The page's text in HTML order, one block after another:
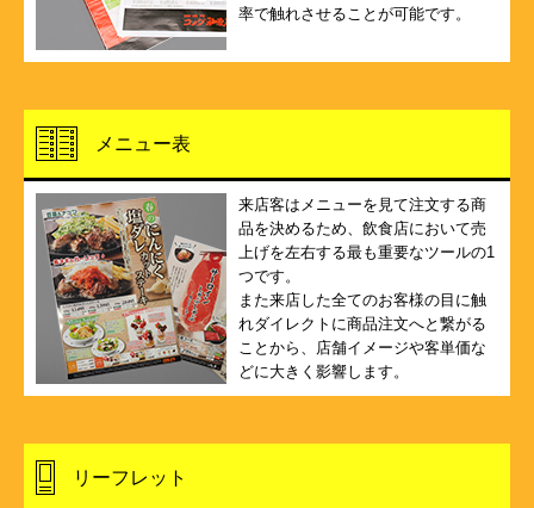
率で触れさせることが可能です。
メニュー表
来店客はメニューを見て注文する商
品を決めるため、飲食店において売
上げを左右する最も重要なツールの1
つです。
また来店した全てのお客様の目に触
れダイレクトに商品注文へと繋がる
ことから、店舗イメージや客単価な
どに大きく影響します。
リーフレット